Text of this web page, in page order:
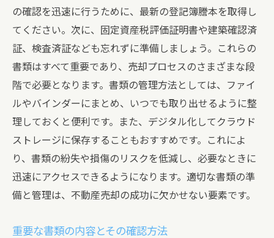
の確認を迅速に行うために、最新の登記簿謄本を取得し
てください。次に、固定資産税評価証明書や建築確認済
証、検査済証なども忘れずに準備しましょう。これらの
書類はすべて重要であり、売却プロセスのさまざまな段
階で必要となります。書類の管理方法としては、ファイ
ルやバインダーにまとめ、いつでも取り出せるように整
理しておくと便利です。また、デジタル化してクラウド
ストレージに保存することもおすすめです。これによ
り、書類の紛失や損傷のリスクを低減し、必要なときに
迅速にアクセスできるようになります。適切な書類の準
備と管理は、不動産売却の成功に欠かせない要素です。
重要な書類の内容とその確認方法